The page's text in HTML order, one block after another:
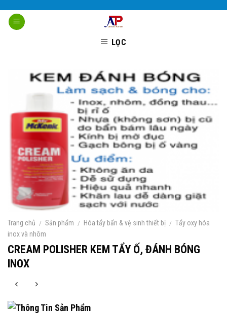
content
LỌC
Trang chủ / Sản phẩm / Hóa tẩy bẩn & vệ sinh thiết bị / Tẩy oxy hóa
inox và nhôm
CREAM POLISHER KEM TẨY Ố, ĐÁNH BÓNG
INOX
Thông Tin Sản Phẩm